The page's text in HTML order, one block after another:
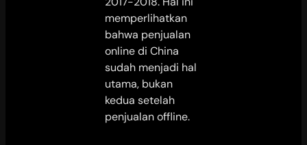
memperlihatkan
bahwa penjualan
online di China
sudah menjadi hal
utama, bukan
kedua setelah
penjualan offline.